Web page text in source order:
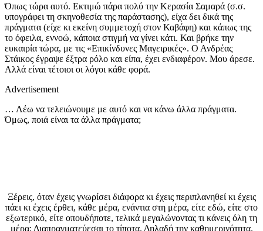
Όπως τώρα αυτό. Εκτιμώ πάρα πολύ την Κερασία Σαμαρά (σ.σ.
υπογράφει τη σκηνοθεσία της παράστασης), είχα δει δικά της
πράγματα (είχε κι εκείνη συμμετοχή στον Καβάφη) και κάπως της
το όφειλα, εννοώ, κάποια στιγμή να γίνει κάτι. Και βρήκε την
ευκαιρία τώρα, με τις «Επικίνδυνες Μαγειρικές». Ο Ανδρέας
Στάικος έγραψε έξτρα ρόλο και είπα, έχει ενδιαφέρον. Μου άρεσε.
Αλλά είναι τέτοιοι οι λόγοι κάθε φορά.
Advertisement
… Λέω να τελειώνουμε με αυτό και να κάνω άλλα πράγματα.
Όμως, ποιά είναι τα άλλα πράγματα;
Ξέρεις, όταν έχεις γνωρίσει διάφορα κι έχεις περιπλανηθεί κι έχεις
πάει κι έχεις έρθει, κάθε μέρα, ενάντια στη μέρα, είτε εδώ, είτε στο
εξωτερικό, είτε οπουδήποτε, τελικά μεγαλώνοντας τι κάνεις όλη τη
μέρα; Διαπραγματεύεσαι το τίποτα. Δηλαδή την καθημερινότητα.